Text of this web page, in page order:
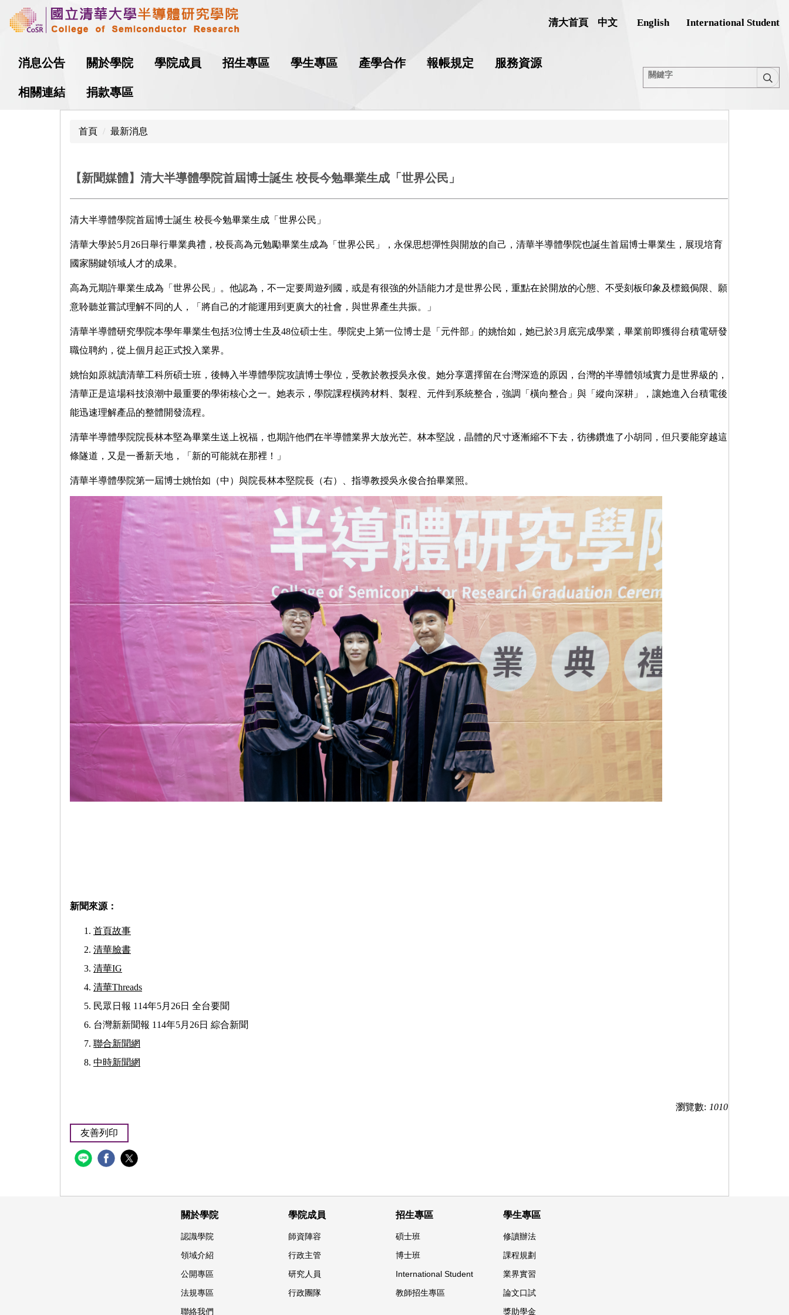
跳
到
清大首頁 中文 English International Student
消息公告 關於學院 學院成員 招生專區 學生專區 產學合作 報帳規定 服務資源
相關連結 捐款專區
首頁 最新消息
【新聞媒體】清大半導體學院首屆博士誕生 校長今勉畢業生成「世界公民」
清大半導體學院首屆博士誕生 校長今勉畢業生成「世界公民」
清華大學於5月26日舉行畢業典禮，校長高為元勉勵畢業生成為「世界公民」，永保思想彈性與開放的自己，清華半導體學院也誕生首屆博士畢業生，展現培育
國家關鍵領域人才的成果。
高為元期許畢業生成為「世界公民」。他認為，不一定要周遊列國，或是有很強的外語能力才是世界公民，重點在於開放的心態、不受刻板印象及標籤侷限、願
意聆聽並嘗試理解不同的人，「將自己的才能運用到更廣大的社會，與世界產生共振。」
清華半導體研究學院本學年畢業生包括3位博士生及48位碩士生。學院史上第一位博士是「元件部」的姚怡如，她已於3月底完成學業，畢業前即獲得台積電研發
職位聘約，從上個月起正式投入業界。
姚怡如原就讀清華工科所碩士班，後轉入半導體學院攻讀博士學位，受教於教授吳永俊。她分享選擇留在台灣深造的原因，台灣的半導體領域實力是世界級的，
清華正是這場科技浪潮中最重要的學術核心之一。她表示，學院課程橫跨材料、製程、元件到系統整合，強調「橫向整合」與「縱向深耕」，讓她進入台積電後
能迅速理解產品的整體開發流程。
清華半導體學院院長林本堅為畢業生送上祝福，也期許他們在半導體業界大放光芒。林本堅說，晶體的尺寸逐漸縮不下去，彷彿鑽進了小胡同，但只要能穿越這
條隧道，又是一番新天地，「新的可能就在那裡！」
清華半導體學院第一屆博士姚怡如（中）與院長林本堅院長（右）、指導教授吳永俊合拍畢業照。
新聞來源：
首頁故事
清華臉書
清華IG
清華Threads
民眾日報 114年5月26日 全台要聞
台灣新新聞報 114年5月26日 綜合新聞
聯合新聞網
中時新聞網
瀏覽數: 1010
友善列印
關於學院
認識學院
領域介紹
公開專區
法規專區
聯絡我們
學院成員
師資陣容
行政主管
研究人員
行政團隊
招生專區
碩士班
博士班
International Student
教師招生專區
學生專區
修讀辦法
課程規劃
業界實習
論文口試
獎助學金